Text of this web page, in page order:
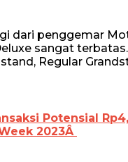
dari penggemar
sangat
Regular
Potensial
2023Â